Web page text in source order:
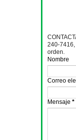
240-7416,
orden.
Nombre
Correo
Mensaje *